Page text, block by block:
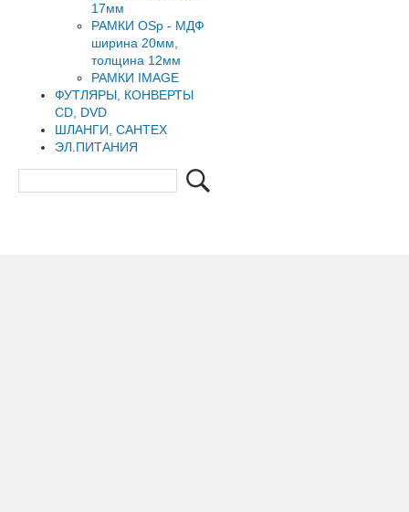
17мм
РАМКИ OSp - МДФ
ширина 20мм,
толщина 12мм
РАМКИ IMAGE
ФУТЛЯРЫ, КОНВЕРТЫ
CD, DVD
ШЛАНГИ, САНТЕХ
ЭЛ.ПИТАНИЯ